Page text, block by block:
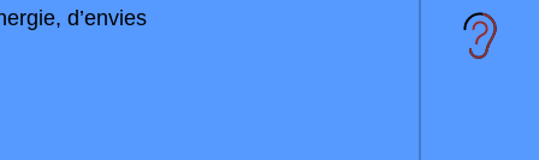
d’envies